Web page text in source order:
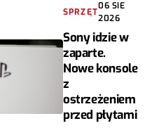
SPRZĘT
06 SIE
2026
Sony idzie w
zaparte.
Nowe konsole
z
ostrzeżeniem
przed płytami